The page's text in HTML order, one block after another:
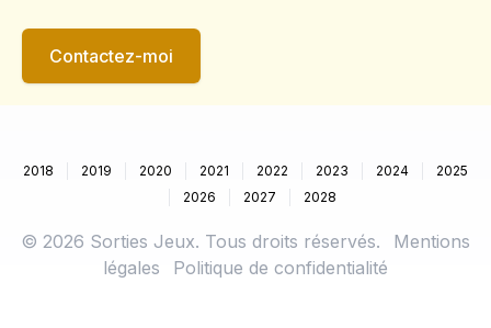
Contactez-moi
2018 2019 2020 2021 2022 2023 2024
2025
2026
2027 2028
© 2026 Sorties Jeux. Tous droits réservés.
Mentions
légales
Politique de confidentialité